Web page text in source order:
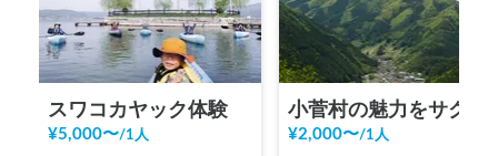
スワコカヤック体験
¥5,000〜/1人 ¥2,000〜/1人